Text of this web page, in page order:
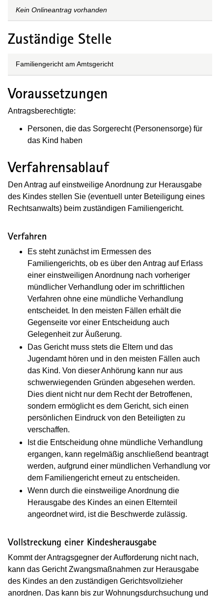
Kein Onlineantrag vorhanden
Zuständige Stelle
Familiengericht am Amtsgericht
Voraussetzungen
Antragsberechtigte:
Personen, die das Sorgerecht (Personensorge) für
das Kind haben
Verfahrensablauf
Den Antrag auf einstweilige Anordnung zur Herausgabe
des Kindes stellen Sie (eventuell unter Beteiligung eines
Rechtsanwalts) beim zuständigen Familiengericht.
Verfahren
Es steht zunächst im Ermessen des
Familiengerichts, ob es über den Antrag auf Erlass
einer einstweiligen Anordnung nach vorheriger
mündlicher Verhandlung oder im schriftlichen
Verfahren ohne eine mündliche Verhandlung
entscheidet. In den meisten Fällen erhält die
Gegenseite vor einer Entscheidung auch
Gelegenheit zur Äußerung.
Das Gericht muss stets die Eltern und das
Jugendamt hören und in den meisten Fällen auch
das Kind. Von dieser Anhörung kann nur aus
schwerwiegenden Gründen abgesehen werden.
Dies dient nicht nur dem Recht der Betroffenen,
sondern ermöglicht es dem Gericht, sich einen
persönlichen Eindruck von den Beteiligten zu
verschaffen.
Ist die Entscheidung ohne mündliche Verhandlung
ergangen, kann regelmäßig anschließend beantragt
werden, aufgrund einer mündlichen Verhandlung vor
dem Familiengericht erneut zu entscheiden.
Wenn durch die einstweilige Anordnung die
Herausgabe des Kindes an einen Elternteil
angeordnet wird, ist die Beschwerde zulässig.
Vollstreckung einer Kindesherausgabe
Kommt der Antragsgegner der Aufforderung nicht nach,
kann das Gericht Zwangsmaßnahmen zur Herausgabe
des Kindes an den zuständigen Gerichtsvollzieher
anordnen. Das kann bis zur Wohnungsdurchsuchung und